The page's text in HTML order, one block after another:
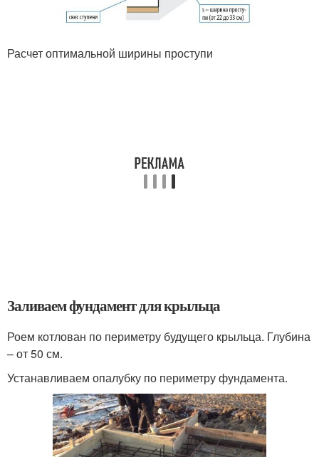
Расчет оптимальной ширины проступи
Заливаем фундамент для крыльца
Роем котлован по периметру будущего крыльца. Глубина
– от 50 см.
Устанавливаем опалубку по периметру фундамента.